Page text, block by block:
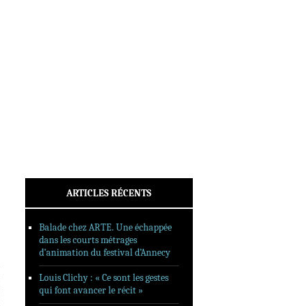
ARTICLES RÉCENTS
Balade chez ARTE. Une échappée
dans les courts métrages
d’animation du festival d’Annecy
Louis Clichy : « Ce sont les gestes
qui font avancer le récit »